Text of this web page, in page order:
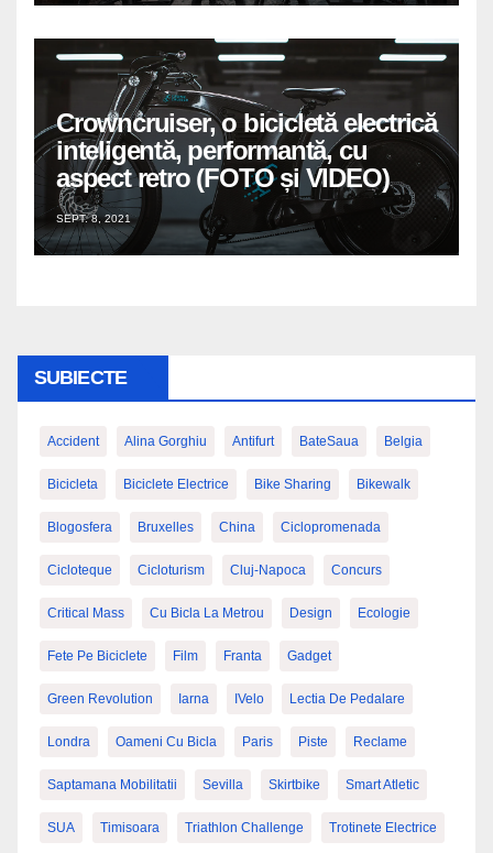
Crowncruiser, o bicicletă electrică
inteligentă, performantă, cu
aspect retro (FOTO și VIDEO)
SEPT. 8, 2021
SUBIECTE
Accident Alina Gorghiu Antifurt BateSaua Belgia
Bicicleta Biciclete Electrice Bike Sharing Bikewalk
Blogosfera Bruxelles China Ciclopromenada
Cicloteque Cicloturism Cluj-Napoca Concurs
Critical Mass Cu Bicla La Metrou Design Ecologie
Fete Pe Biciclete Film Franta Gadget
Green Revolution Iarna IVelo Lectia De Pedalare
Londra Oameni Cu Bicla Paris Piste Reclame
Saptamana Mobilitatii Sevilla Skirtbike Smart Atletic
SUA Timisoara Triathlon Challenge Trotinete Electrice